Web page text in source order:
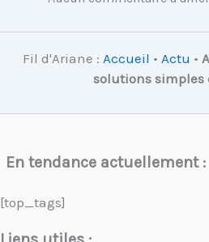
Fil d'Ariane : Accueil • Actu •
solutions simples
En tendance actuellement :
[top_tags]